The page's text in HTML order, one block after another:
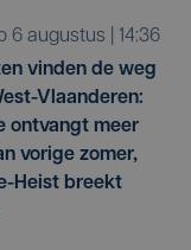
6 augustus | 14:36
vinden de weg
Vlaanderen:
ontvangt meer
vorige zomer,
Heist breekt